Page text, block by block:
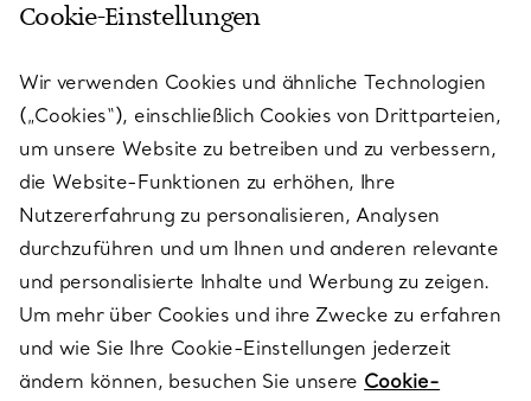
KUNDENSERVICE
SERVICES
ÜBER TIFFANY & CO.
RECHTLICHE HINWEISE
Cookie-Einstellungen
Wir verwenden Cookies und ähnliche Technologien
(„Cookies“), einschließlich Cookies von Drittparteien,
um unsere Website zu betreiben und zu verbessern,
die Website-Funktionen zu erhöhen, Ihre
Nutzererfahrung zu personalisieren, Analysen
durchzuführen und um Ihnen und anderen relevante
und personalisierte Inhalte und Werbung zu zeigen.
Um mehr über Cookies und ihre Zwecke zu erfahren
und wie Sie Ihre Cookie-Einstellungen jederzeit
ändern können, besuchen Sie unsere Cookie-